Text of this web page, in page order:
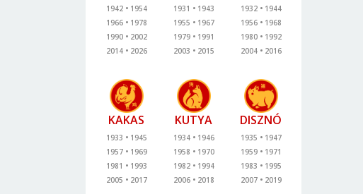
1942
1954
1966
1978
1990
2002
2014
2026
1931
1943
1955
1967
1979
1991
2003
2015
1932
1944
1956
1968
1980
1992
2004
2016
KAKAS
1933
1945
1957
1969
1981
1993
2005
2017
KUTYA
1934
1946
1958
1970
1982
1994
2006
2018
DISZNÓ
1935
1947
1959
1971
1983
1995
2007
2019